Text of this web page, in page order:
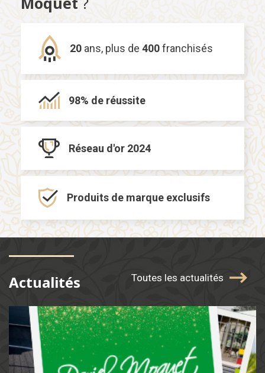
20 ans, plus de 400franchisés
98% de réussite
Réseau d'or 2024
Produits de marque exclusifs
Actualités Toutes les actualités